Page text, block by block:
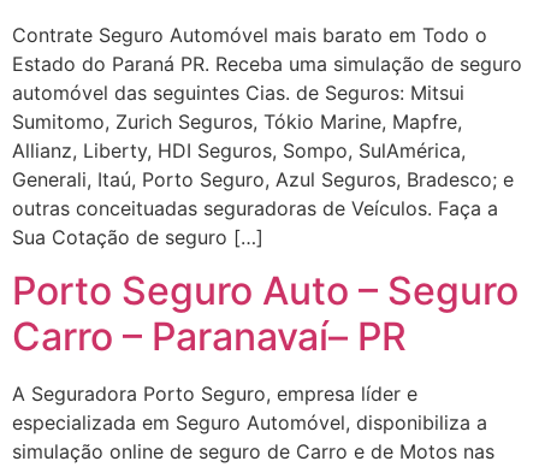
Contrate Seguro Automóvel mais barato em Todo o
Estado do Paraná PR. Receba uma simulação de seguro
automóvel das seguintes Cias. de Seguros: Mitsui
Sumitomo, Zurich Seguros, Tókio Marine, Mapfre,
Allianz, Liberty, HDI Seguros, Sompo, SulAmérica,
Generali, Itaú, Porto Seguro, Azul Seguros, Bradesco; e
outras conceituadas seguradoras de Veículos. Faça a
Sua Cotação de seguro […]
Porto Seguro Auto – Seguro
Carro – Paranavaí– PR
A Seguradora Porto Seguro, empresa líder e
especializada em Seguro Automóvel, disponibiliza a
simulação online de seguro de Carro e de Motos nas